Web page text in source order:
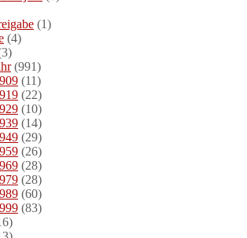
(1)
(4)
(991)
(11)
(22)
(10)
(14)
(29)
(26)
(28)
(28)
(60)
(83)